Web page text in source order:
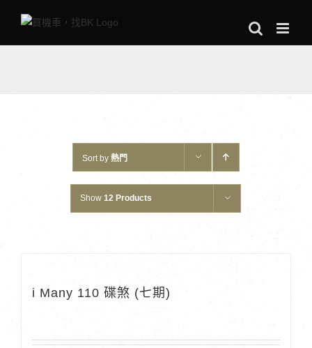
Sort by 熱門
Show 12 Products
i Many 110 碟煞 (七期)